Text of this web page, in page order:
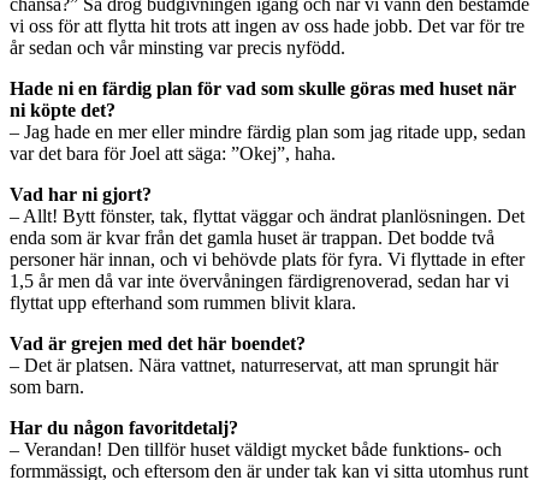
chansa?” Så drog budgivningen igång och när vi vann den bestämde
vi oss för att flytta hit trots att ingen av oss hade jobb. Det var för tre
år sedan och vår minsting var precis nyfödd.
Hade ni en färdig plan för vad som skulle göras med huset när
ni köpte det?
– Jag hade en mer eller mindre färdig plan som jag ritade upp, sedan
var det bara för Joel att säga: ”Okej”, haha.
Vad har ni gjort?
– Allt! Bytt fönster, tak, flyttat väggar och ändrat planlösningen. Det
enda som är kvar från det gamla huset är trappan. Det bodde två
personer här innan, och vi behövde plats för fyra. Vi flyttade in efter
1,5 år men då var inte övervåningen färdigrenoverad, sedan har vi
flyttat upp efterhand som rummen blivit klara.
Vad är grejen med det här boendet?
– Det är platsen. Nära vattnet, naturreservat, att man sprungit här
som barn.
Har du någon favoritdetalj?
– Verandan! Den tillför huset väldigt mycket både funktions- och
formmässigt, och eftersom den är under tak kan vi sitta utomhus runt